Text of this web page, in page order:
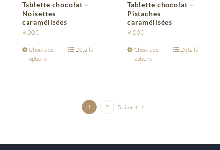
Tablette chocolat –
Noisettes
caramélisées
9,00€
Choix des
options
Détails
Tablette chocolat –
Pistaches
caramélisées
9,00€
Choix des
options
Détails
1 2 Suivant